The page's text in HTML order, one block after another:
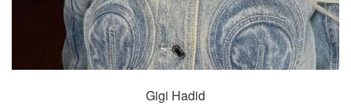
Gigi Hadid